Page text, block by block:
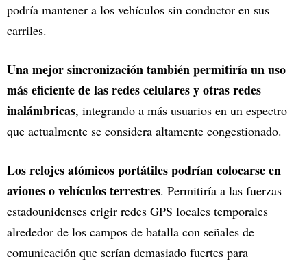
podría mantener a los vehículos sin conductor en sus
carriles.
Una mejor sincronización también permitiría un uso
más eficiente de las redes celulares y otras redes
inalámbricas, integrando a más usuarios en un espectro
que actualmente se considera altamente congestionado.
Los relojes atómicos portátiles podrían colocarse en
aviones o vehículos terrestres. Permitiría a las fuerzas
estadounidenses erigir redes GPS locales temporales
alrededor de los campos de batalla con señales de
comunicación que serían demasiado fuertes para